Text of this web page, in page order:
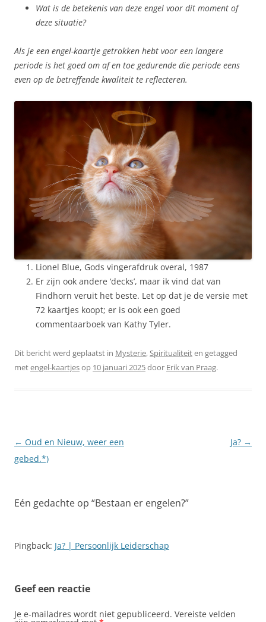
Wat is de betekenis van deze engel voor dit moment of
deze situatie?
Als je een engel-kaartje getrokken hebt voor een langere
periode is het goed om af en toe gedurende die periode eens
even op de betreffende kwaliteit te reflecteren.
Lionel Blue, Gods vingerafdruk overal, 1987
Er zijn ook andere ‘decks’, maar ik vind dat van
Findhorn veruit het beste. Let op dat je de versie met
72 kaartjes koopt; er is ook een goed
commentaarboek van Kathy Tyler.
Dit bericht werd geplaatst in Mysterie,Spiritualiteiten getagged
metengel-kaartjesop 10 januari 2025door Erik van Praag.
Berichtnavigatie
← Oud en Nieuw, weer een
gebed.*)
Ja? →
Eén gedachte op “Bestaan er engelen?”
Pingback: Ja? | Persoonlijk Leiderschap
Geef een reactie
Je e-mailadres wordt niet gepubliceerd. Vereiste velden